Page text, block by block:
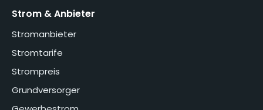
Strom & Anbieter
Stromanbieter
Stromtarife
Strompreis
Grundversorger